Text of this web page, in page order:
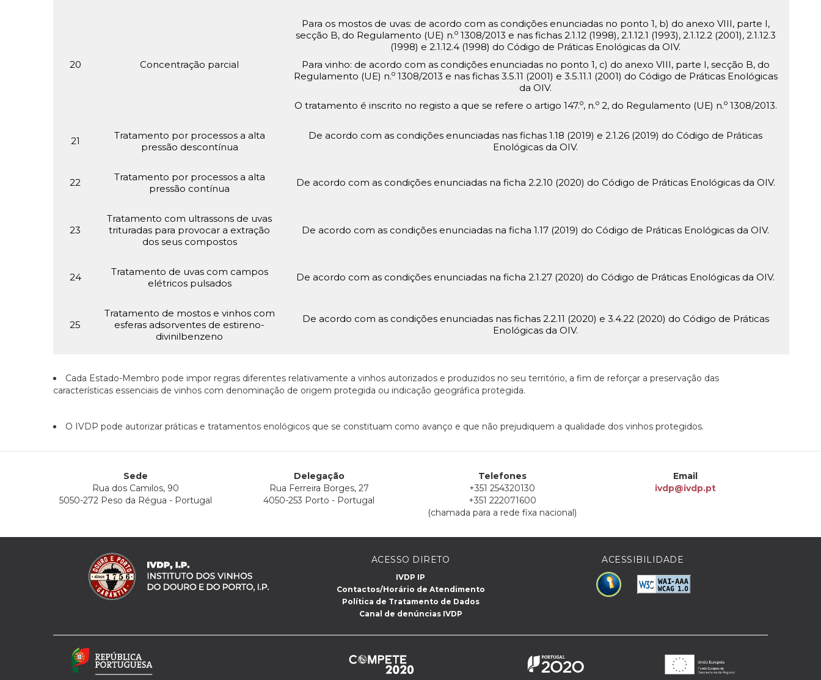
20 Concentração parcial
Para os mostos de uvas: de acordo com as condições enunciadas no ponto 1, b) do anexo VIII, parte I,
secção B, do Regulamento (UE) n.o1308/2013 e nas fichas 2.1.12 (1998), 2.1.12.1 (1993), 2.1.12.2 (2001), 2.1.12.3
(1998) e 2.1.12.4 (1998) do Código de Práticas Enológicas da OIV.
Para vinho: de acordo com as condições enunciadas no ponto 1, c) do anexo VIII, parte I, secção B, do
Regulamento (UE) n.o1308/2013 e nas fichas 3.5.11 (2001) e 3.5.11.1 (2001) do Código de Práticas Enológicas
da OIV.
O tratamento é inscrito no registo a que se refere o artigo 147.o, n.o2, do Regulamento (UE) n.o1308/2013.
21
Tratamento por processos a alta
pressão descontínua
De acordo com as condições enunciadas nas fichas 1.18 (2019) e 2.1.26 (2019) do Código de Práticas
Enológicas da OIV.
22
Tratamento por processos a alta
pressão contínua
De acordo com as condições enunciadas na ficha 2.2.10 (2020) do Código de Práticas Enológicas da OIV.
23
Tratamento com ultrassons de uvas
trituradas para provocar a extração
dos seus compostos
De acordo com as condições enunciadas na ficha 1.17 (2019) do Código de Práticas Enológicas da OIV.
24
Tratamento de uvas com campos
elétricos pulsados
De acordo com as condições enunciadas na ficha 2.1.27 (2020) do Código de Práticas Enológicas da OIV.
25
Tratamento de mostos e vinhos com
esferas adsorventes de estireno-
divinilbenzeno
De acordo com as condições enunciadas nas fichas 2.2.11 (2020) e 3.4.22 (2020) do Código de Práticas
Enológicas da OIV.
Cada Estado-Membro pode impor regras diferentes relativamente a vinhos autorizados e produzidos no seu território, a fim de reforçar a preservação das
características essenciais de vinhos com denominação de origem protegida ou indicação geográfica protegida.
O IVDP pode autorizar práticas e tratamentos enológicos que se constituam como avanço e que não prejudiquem a qualidade dos vinhos protegidos.
Sede
Rua dos Camilos, 90
5050-272 Peso da Régua - Portugal
Delegação
Rua Ferreira Borges, 27
4050-253 Porto - Portugal
Telefones
+351 254320130
+351 222071600
(chamada para a rede fixa nacional)
Email
ivdp@ivdp.pt
ACESSO DIRETO
IVDP IP
Contactos/Horário de Atendimento
Política de Tratamento de Dados
Canal de denúncias IVDP
ACESSIBILIDADE